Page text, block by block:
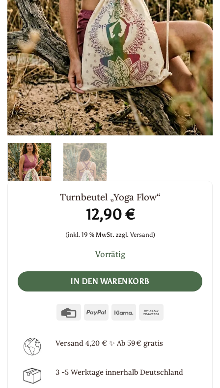
Turnbeutel „Yoga Flow“
12,90€
(inkl. 19 % MwSt. zzgl. Versand)
Vorrätig
IN DEN WARENKORB
Credit PayPal Klarna
Versand 4,20 € ✨Ab 59 € gratis
3 -5 Werktage innerhalb Deutschland